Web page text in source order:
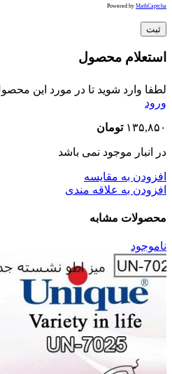
Powered by MathCaptcha
استعلام محصول
لطفا وارد شوید تا در مورد این
ورود
۱۳۵,۸۵۰ تومان
در انبار موجود نمی باشد
افزودن به مقایسه
افزودن به علاقه مندی
محصولات مشابه
ناموجود